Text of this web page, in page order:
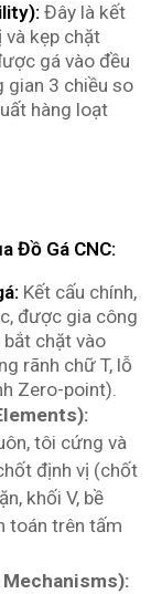
Đây là kết
và kẹp chặt
gá vào đều
gian 3 chiều so
hàng loạt
Đồ Gá CNC:
Kết cấu chính,
được gia công
chặt vào
rãnh chữ T, lỗ
Zero-point).
tôi cứng và
định vị (chốt
khối V, bề
toán trên tấm
Mechanisms):